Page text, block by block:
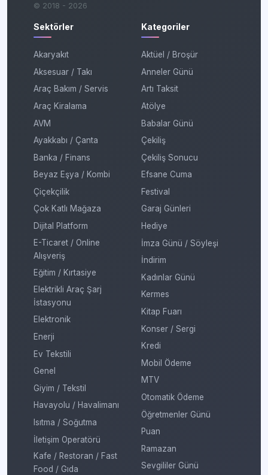
© 2018 - 2026
Sektörler
Akaryakıt
Aksesuar / Takı
Araç Bakım / Servis
Araç Kiralama
AVM
Ayakkabı / Çanta
Banka / Finans
Beyaz Eşya / Kombi
Çiçekçilik
Çok Katlı Mağaza
Dijital Platform
E-Ticaret / Online
Alışveriş
Eğitim / Kırtasiye
Elektrikli Araç Şarj
İstasyonu
Elektronik
Enerji
Ev Tekstili
Genel
Giyim / Tekstil
Havayolu / Havalimanı
Isıtma / Soğutma
İletişim Operatörü
Kafe / Restoran / Fast
Food / Gıda
Kategoriler
Aktüel / Broşür
Anneler Günü
Artı Taksit
Atölye
Babalar Günü
Çekiliş
Çekiliş Sonucu
Efsane Cuma
Festival
Garaj Günleri
Hediye
İmza Günü / Söyleşi
İndirim
Kadınlar Günü
Kermes
Kitap Fuarı
Konser / Sergi
Kredi
Mobil Ödeme
MTV
Otomatik Ödeme
Öğretmenler Günü
Puan
Ramazan
Sevgililer Günü